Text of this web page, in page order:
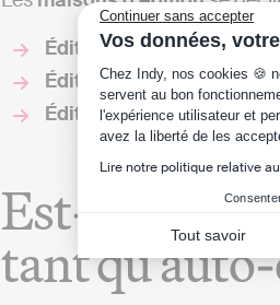
Continuer sans accepter
Vos données,
Plateforme de
Chez Indy, nos cookies 🍪
servent au bon
l'expérience utilisateur et
avez la liberté de les
Lire notre politique relative
Tout savoir
Édition classique :livres
Édition numérique :e-
Édition spécialisée :
Est‑ce
tant